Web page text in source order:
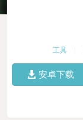
工具
安卓下载